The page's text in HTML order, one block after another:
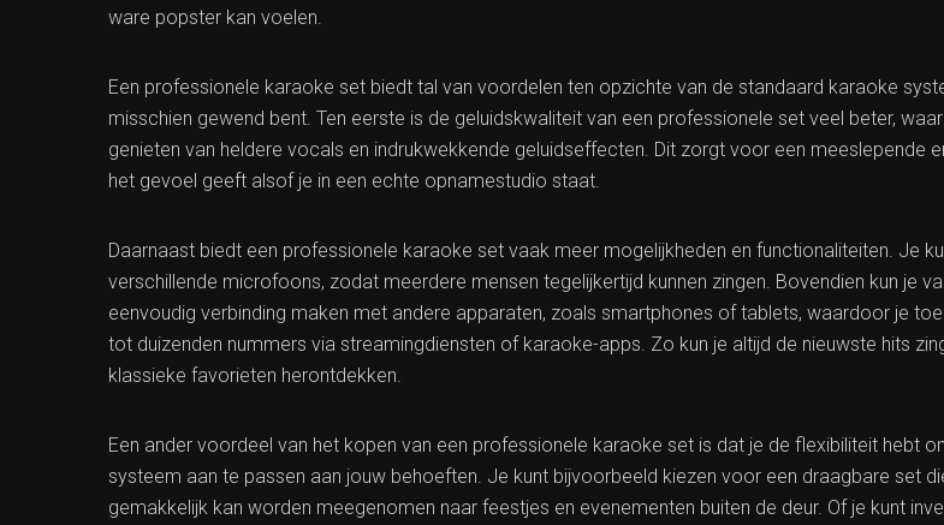
ware popster kan voelen.
Een professionele karaoke set biedt tal van voordelen ten opzichte van de standaard karaoke
misschien gewend bent. Ten eerste is de geluidskwaliteit van een professionele set veel beter,
genieten van heldere vocals en indrukwekkende geluidseffecten. Dit zorgt voor een meeslepende
het gevoel geeft alsof je in een echte opnamestudio staat.
Daarnaast biedt een professionele karaoke set vaak meer mogelijkheden en functionaliteiten. Je
verschillende microfoons, zodat meerdere mensen tegelijkertijd kunnen zingen. Bovendien kun je
eenvoudig verbinding maken met andere apparaten, zoals smartphones of tablets, waardoor je
tot duizenden nummers via streamingdiensten of karaoke-apps. Zo kun je altijd de nieuwste hits
klassieke favorieten herontdekken.
Een ander voordeel van het kopen van een professionele karaoke set is dat je de flexibiliteit hebt
systeem aan te passen aan jouw behoeften. Je kunt bijvoorbeeld kiezen voor een draagbare set
gemakkelijk kan worden meegenomen naar feestjes en evenementen buiten de deur. Of je kunt